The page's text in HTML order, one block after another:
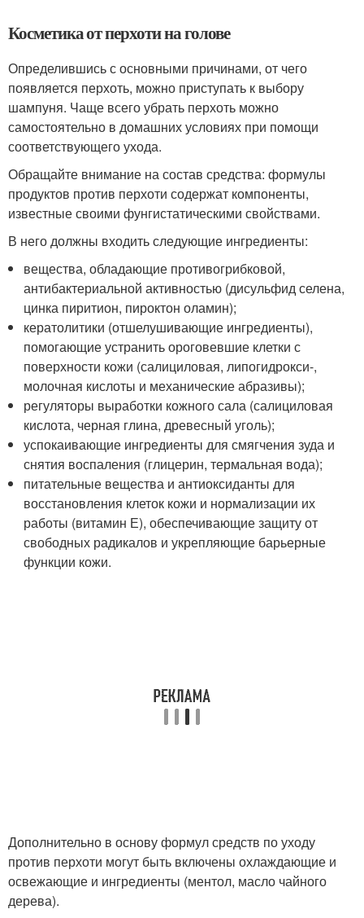
Косметика от перхоти на голове
Определившись с основными причинами, от чего
появляется перхоть, можно приступать к выбору
шампуня. Чаще всего убрать перхоть можно
самостоятельно в домашних условиях при помощи
соответствующего ухода.
Обращайте внимание на состав средства: формулы
продуктов против перхоти содержат компоненты,
известные своими фунгистатическими свойствами.
В него должны входить следующие ингредиенты:
вещества, обладающие противогрибковой,
антибактериальной активностью (дисульфид селена,
цинка пиритион, пироктон оламин);
кератолитики (отшелушивающие ингредиенты),
помогающие устранить ороговевшие клетки с
поверхности кожи (салициловая, липогидрокси-,
молочная кислоты и механические абразивы);
регуляторы выработки кожного сала (салициловая
кислота, черная глина, древесный уголь);
успокаивающие ингредиенты для смягчения зуда и
снятия воспаления (глицерин, термальная вода);
питательные вещества и антиоксиданты для
восстановления клеток кожи и нормализации их
работы (витамин Е), обеспечивающие защиту от
свободных радикалов и укрепляющие барьерные
функции кожи.
Дополнительно в основу формул средств по уходу
против перхоти могут быть включены охлаждающие и
освежающие и ингредиенты (ментол, масло чайного
дерева).